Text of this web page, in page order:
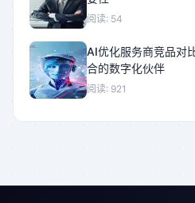
阅读: 54
AI优化服务商竞品对
合的数字化伙伴
阅读: 921